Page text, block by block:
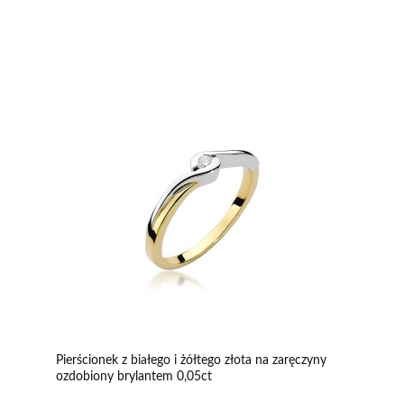
Pierścionek z białego i żółtego złota na zaręczyny
ozdobiony brylantem 0,05ct